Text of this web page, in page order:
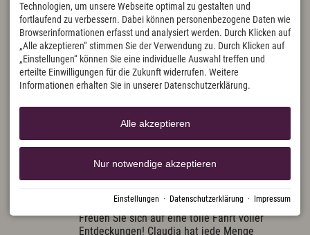
Di. 18 August 2026
Zeitraum:18.08.2026 10:00 Uhr Bis 14:00 Uhr
E-Bike Tour mit "Alp-Aktiv"
Wir laden Sie herzlich zu einer erlebnisreichen
Möglichkeit, sich bei der Anmeldung für eine
unserer Touren zu entscheiden. Alternativ
beraten lassen – sie kennt jeden Weg und
Pfad in der Region und wird garantiert die
perfekte Tour für Sie auswählen.
Freuen Sie sich auf eine tolle Fahrt voller
Entdeckungen! Claudia hat jede Menge
Technologien, um unsere Webseite optimal zu gestalten und
fortlaufend zu verbessern. Dabei können personenbezogene Daten wie
Browserinformationen erfasst und analysiert werden. Durch Klicken auf
„Alle akzeptieren“ stimmen Sie der Verwendung zu. Durch Klicken auf
„Einstellungen“ können Sie eine individuelle Auswahl treffen und
erteilte Einwilligungen für die Zukunft widerrufen. Weitere
Informationen erhalten Sie in unserer Datenschutzerklärung.
Alle akzeptieren
Nur notwendige akzeptieren
Einstellungen · Datenschutzerklärung · Impressum